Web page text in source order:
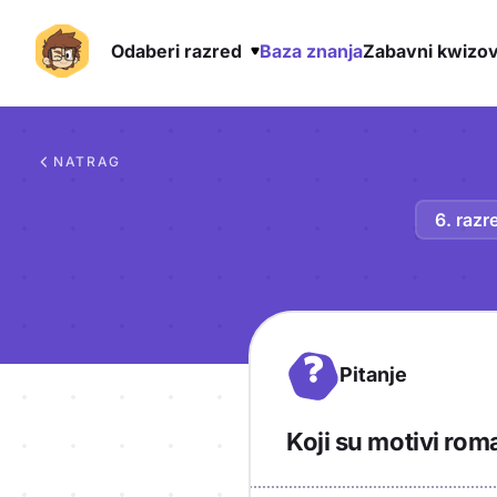
Odaberi razred Baza znanjaZabavni
NATRAG
6.
? Pitanje
Koji su motivi